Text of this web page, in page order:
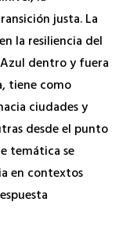
justa. La
la resiliencia del
dentro y fuera
tiene como
ciudades y
desde el punto
temática se
en contextos